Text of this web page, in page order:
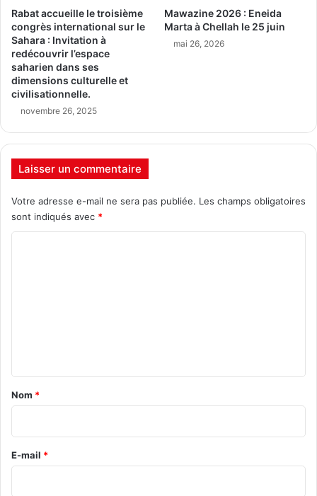
Rabat accueille le troisième
congrès international sur le
Sahara : Invitation à
redécouvrir l’espace
saharien dans ses
dimensions culturelle et
civilisationnelle.
novembre 26, 2025
Mawazine 2026 : Eneida
Marta à Chellah le 25 juin
mai 26, 2026
Laisser un commentaire
Votre adresse e-mail ne sera pas publiée. Les champs obligatoires
sont indiqués avec *
a
r
e
Nom *
E-mail *